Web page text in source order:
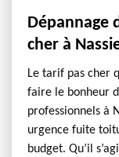
Dépannage
cher à
Le tarif pas cher
faire le bonheur
professionnels à
urgence fuite
budget. Qu’il